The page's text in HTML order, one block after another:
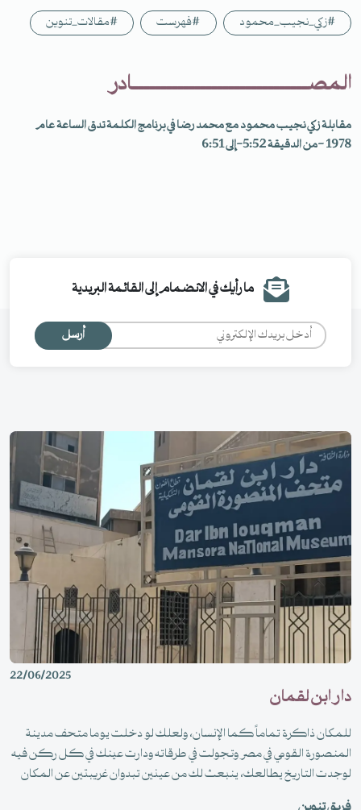
#زكي_نجيب_محمود #فهرست #مقالات_تنوين
المصـــــــــــــــــــــــــــــــادر
مقابلة زكي نجيب محمود مع محمد رضا في برنامج الكلمة تدق الساعة عام
1978 -من الدقيقة 5:52-إلى 6:51
ما رأيك في الانضمام إلى القائمة البريدية
أرسل
22/06/2025
دار ابن لقمان
للمكان ذاكرة تماماً كما الإنسان، ولعلك لو دخلت يوما متحف مدينة
المنصورة القومي في مصر وتجولت في طرقاته ودارت عينك في كل ركن فيه
لوجدت التاريخ يطالعك، ينبعث لك من عينين تبدوان غريبتين عن المكان